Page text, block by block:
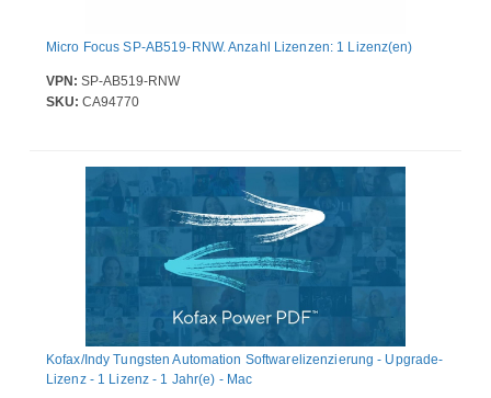
Micro Focus SP-AB519-RNW. Anzahl Lizenzen: 1 Lizenz(en)
VPN: SP-AB519-RNW
SKU: CA94770
Kofax/Indy Tungsten Automation Softwarelizenzierung - Upgrade-
Lizenz - 1 Lizenz - 1 Jahr(e) - Mac